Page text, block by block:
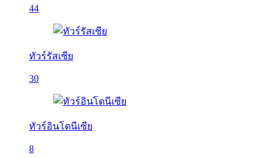
44
ทัวร์รัสเซีย
30
ทัวร์อินโดนีเซีย
8